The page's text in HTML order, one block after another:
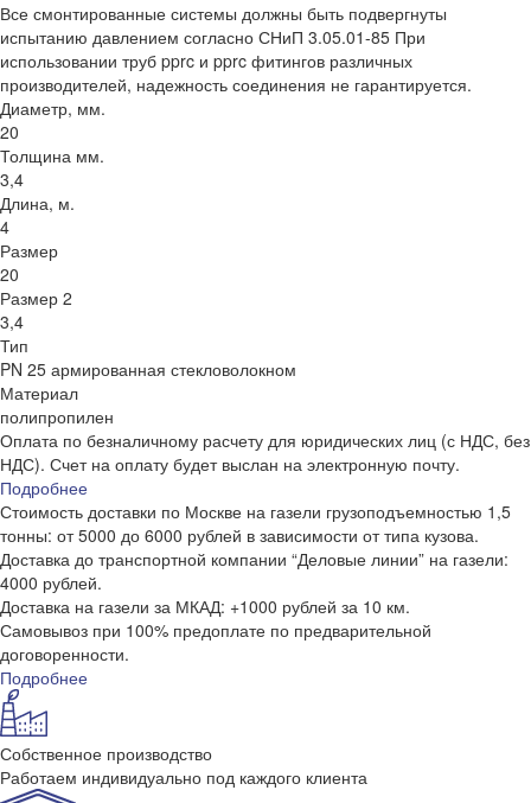
Все смонтированные системы должны быть подвергнуты
испытанию давлением согласно СНиП 3.05.01-85 При
использовании труб pprc и pprc фитингов различных
производителей, надежность соединения не гарантируется.
Диаметр, мм.
20
Толщина мм.
3,4
Длина, м.
4
Размер
20
Размер 2
3,4
Тип
PN 25 армированная стекловолокном
Материал
полипропилен
Оплата по безналичному расчету для юридических лиц (с НДС, без
НДС). Счет на оплату будет выслан на электронную почту.
Подробнее
Стоимость доставки по Москве на газели грузоподъемностью 1,5
тонны: от 5000 до 6000 рублей в зависимости от типа кузова.
Доставка до транспортной компании “Деловые линии” на газели:
4000 рублей.
Доставка на газели за МКАД: +1000 рублей за 10 км.
Самовывоз при 100% предоплате по предварительной
договоренности.
Подробнее
Собственное производство
Работаем индивидуально под каждого клиента